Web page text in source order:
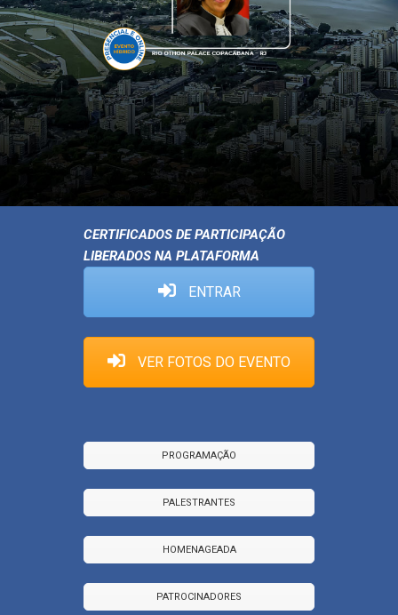
CERTIFICADOS DE PARTICIPAÇÃO
LIBERADOS NA PLATAFORMA
ENTRAR
VER FOTOS DO EVENTO
PROGRAMAÇÃO
PALESTRANTES
HOMENAGEADA
PATROCINADORES